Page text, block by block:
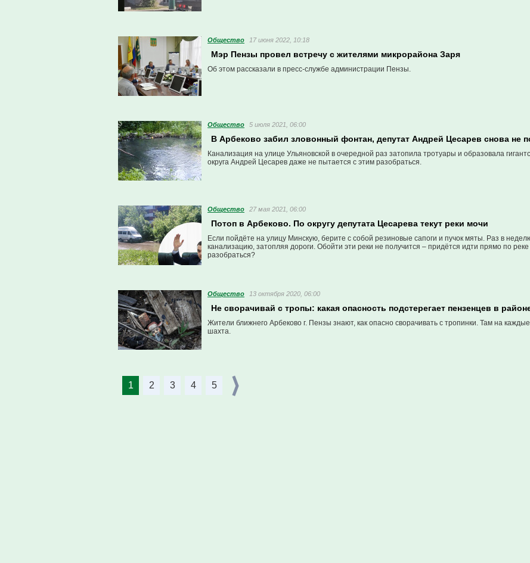
Общество 17 июня 2022, 10:18
Мэр Пензы провел встречу с жителями микрорайона Заря
Об этом рассказали в пресс-службе администрации Пензы.
Общество 5 июля 2021, 06:00
В Арбеково забил зловонный фонтан, депутат Андрей Цесарев снова не
Канализация на улице Ульяновской в очередной раз затопила тротуары и образовала
округа Андрей Цесарев даже не пытается с этим разобраться.
Общество 27 мая 2021, 06:00
Потоп в Арбеково. По округу депутата Цесарева текут реки мочи
Если пойдёте на улицу Минскую, берите с собой резиновые сапоги и пучок мяты. Раз в
канализацию, затопляя дороги. Обойти эти реки не получится – придётся идти прямо по
разобраться?
Общество 13 октября 2020, 06:00
Не сворачивай с тропы: какая опасность подстерегает пензенцев в
Жители ближнего Арбеково г. Пензы знают, как опасно сворачивать с тропинки. Там на
шахта.
1 2 3 4 5